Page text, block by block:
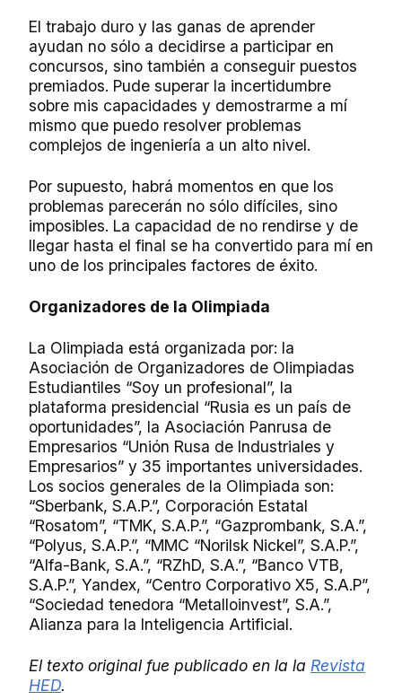
El trabajo duro y las ganas de aprender
ayudan no sólo a decidirse a participar en
concursos, sino también a conseguir puestos
premiados. Pude superar la incertidumbre
sobre mis capacidades y demostrarme a mí
mismo que puedo resolver problemas
complejos de ingeniería a un alto nivel.
Por supuesto, habrá momentos en que los
problemas parecerán no sólo difíciles, sino
imposibles. La capacidad de no rendirse y de
llegar hasta el final se ha convertido para mí en
uno de los principales factores de éxito.
Organizadores de la Olimpiada
La Olimpiada está organizada por: la
Asociación de Organizadores de Olimpiadas
Estudiantiles “Soy un profesional”, la
plataforma presidencial “Rusia es un país de
oportunidades”, la Asociación Panrusa de
Empresarios “Unión Rusa de Industriales y
Empresarios” y 35 importantes universidades.
Los socios generales de la Olimpiada son:
“Sberbank, S.A.P.”, Corporación Estatal
“Rosatom”, “TMK, S.A.P.”, “Gazprombank, S.A.”,
“Polyus, S.A.P.”, “MMC “Norilsk Nickel”, S.A.P.”,
“Alfa-Bank, S.A.”, “RZhD, S.A.”, “Banco VTB,
S.A.P.”, Yandex, “Centro Corporativo X5, S.A.P”,
“Sociedad tenedora “Metalloinvest”, S.A.”,
Alianza para la Inteligencia Artificial.
El texto original fue publicado en la la Revista
HED.